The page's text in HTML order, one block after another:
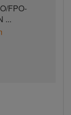
FPO-
...